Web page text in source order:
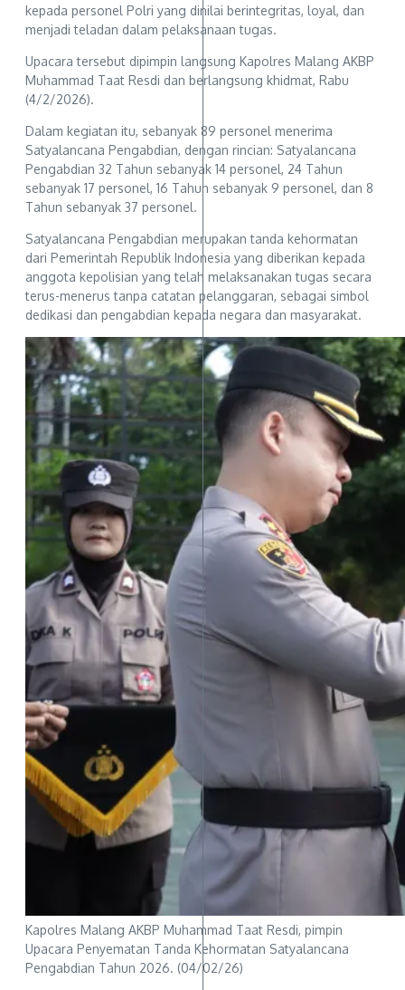
kepada personel Polri yang dinilai berintegritas, loyal, dan
menjadi teladan dalam pelaksanaan tugas.
Upacara tersebut dipimpin langsung Kapolres Malang AKBP
Muhammad Taat Resdi dan berlangsung khidmat, Rabu
(4/2/2026).
Dalam kegiatan itu, sebanyak 89 personel menerima
Satyalancana Pengabdian, dengan rincian: Satyalancana
Pengabdian 32 Tahun sebanyak 14 personel, 24 Tahun
sebanyak 17 personel, 16 Tahun sebanyak 9 personel, dan 8
Tahun sebanyak 37 personel.
Satyalancana Pengabdian merupakan tanda kehormatan
dari Pemerintah Republik Indonesia yang diberikan kepada
anggota kepolisian yang telah melaksanakan tugas secara
terus-menerus tanpa catatan pelanggaran, sebagai simbol
dedikasi dan pengabdian kepada negara dan masyarakat.
Kapolres Malang AKBP Muhammad Taat Resdi, pimpin
Upacara Penyematan Tanda Kehormatan Satyalancana
Pengabdian Tahun 2026. (04/02/26)